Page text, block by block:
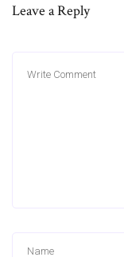
Leave a Reply